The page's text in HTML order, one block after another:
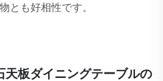
とも好相性です。
天板ダイニングテーブルの